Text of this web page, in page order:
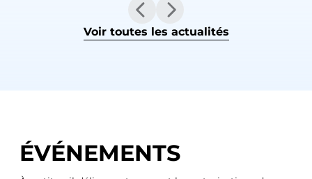
Voir toutes les actualités
ÉVÉNEMENTS